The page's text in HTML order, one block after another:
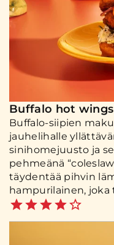
Buffalo hot
Buffalo-siipien
jauhelihalle
sinihomejuusto ja
pehmeänä
täydentää pihvin
hampurilainen, joka